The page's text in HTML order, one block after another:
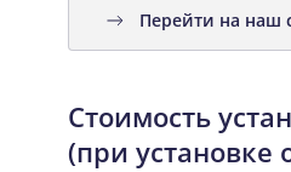
Перейти на наш
Стоимость
(при установке